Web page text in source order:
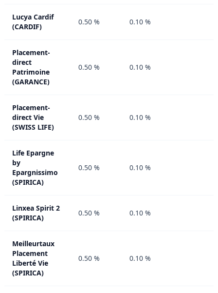
Lucya Cardif
(CARDIF)
0.50 % 0.10 %
Placement-
direct
Patrimoine
(GARANCE)
0.50 % 0.10 %
Placement-
direct Vie
(SWISS LIFE)
0.50 % 0.10 %
Life Epargne
by
Epargnissimo
(SPIRICA)
0.50 % 0.10 %
Linxea Spirit 2
(SPIRICA)
0.50 % 0.10 %
Meilleurtaux
Placement
Liberté Vie
(SPIRICA)
0.50 % 0.10 %